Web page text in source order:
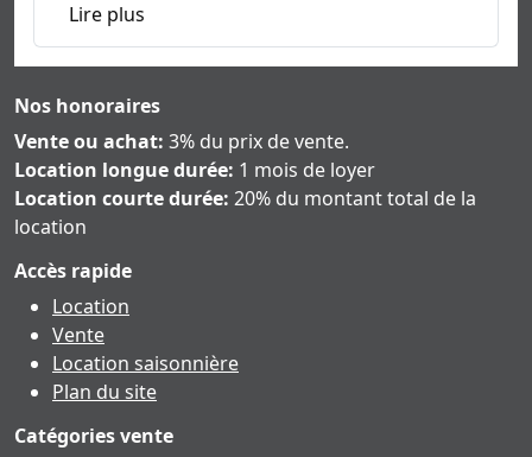
Lire plus
Nos honoraires
Vente ou achat: 3% du prix de vente.
Location longue durée: 1 mois de loyer
Location courte durée: 20% du montant total de la
location
Accès rapide
Location
Vente
Location saisonnière
Plan du site
Catégories vente